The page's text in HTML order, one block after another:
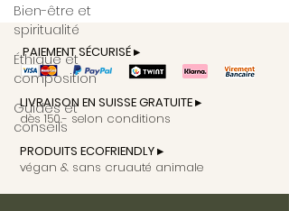
Bien-être et
spiritualité
Éthique et
composition
Guides et
conseils
PAIEMENT SÉCURISÉ ▸
LIVRAISON EN SUISSE GRATUITE ▸
dès 150.- selon conditions
PRODUITS ECOFRIENDLY ▸
végan & sans cruauté animale